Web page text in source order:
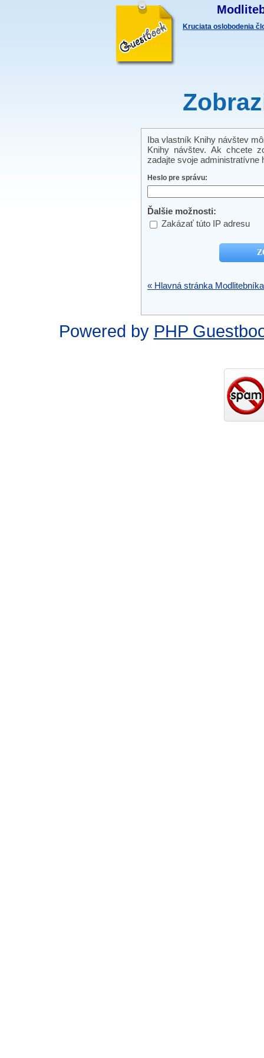
Kruciata oslobodenia
Iba vlastník Knihy návštev
Knihy návštev. Ak chcete
zadajte svoje administratívne
Heslo pre správu:
Ďalšie možnosti:
Zakázať túto IP adresu
« Hlavná stránka Modlitebníka
Powered by PHP